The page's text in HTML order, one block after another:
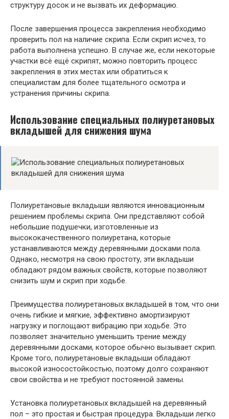
структуру досок и не вызвать их деформацию.
После завершения процесса закрепления необходимо
проверить пол на наличие скрипа. Если скрип исчез, то
работа выполнена успешно. В случае же, если некоторые
участки всё ещё скрипят, можно повторить процесс
закрепления в этих местах или обратиться к
специалистам для более тщательного осмотра и
устранения причины скрипа.
Использование специальных полиуретановых
вкладышей для снижения шума
Полиуретановые вкладыши являются инновационным
решением проблемы скрипа. Они представляют собой
небольшие подушечки, изготовленные из
высококачественного полиуретана, которые
устанавливаются между деревянными досками пола.
Однако, несмотря на свою простоту, эти вкладыши
обладают рядом важных свойств, которые позволяют
снизить шум и скрип при ходьбе.
Преимущества полиуретановых вкладышей в том, что они
очень гибкие и мягкие, эффективно амортизируют
нагрузку и поглощают вибрацию при ходьбе. Это
позволяет значительно уменьшить трение между
деревянными досками, которое обычно вызывает скрип.
Кроме того, полиуретановые вкладыши обладают
высокой износостойкостью, поэтому долго сохраняют
свои свойства и не требуют постоянной замены.
Установка полиуретановых вкладышей на деревянный
пол – это простая и быстрая процедура. Вкладыши легко